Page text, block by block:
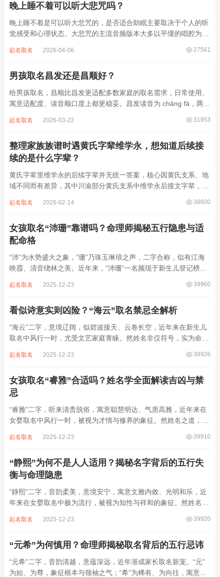
晚上睡不着可以听大悲咒吗？
晚上睡不着是可以听大悲咒的，是否适合助眠主要取决于个人的听
觉感受和心理状态。大悲咒的主流音频版本大多以平缓的唱腔为
急促的鼓点，这类音频本身具备静心的基础特质。睡前思绪繁杂、
27561
起名取名 2026-04-06
男孩取名昌发还是昌顺好？
给男孩取名，昌顺比昌发更适配多数家庭的取名需求，日常使用、
寓意适配度、读音顺口度上都更稳妥。昌发读音为 chāng fā，两个
离叫名字时辨识度不高。昌字本义为兴盛、繁茂，发字核心指向发
31953
起名取名 2026-03-22
整理家族族谱时遇黄氏字辈维学永，想知道后续接
续的是什么字辈？
黄氏字辈里维学永的后续字辈并无统一答案，核心因黄氏支系、地
域不同而有差异，其中川渝部分黄氏支系中维学永后接文字辈，完
某支系的续修字辈，在安岳、岳池一带的黄氏族谱里能明确查到，
38600
起名取名 2026-02-14
女孩取名“沛珊”靠谱吗？命理师揭秘五行隐患与适
配命格
“沛”为水势盛大之象，“珊”乃珠玉琳琅之声，二字合称，似有江海
映霞、清音绕林之美。近年来，“沛珊”一名频现于新生儿登记榜
雅符号，实为命理五行流转之枢纽。一字之选，关乎气场平衡。沛
39960
起名取名 2025-12-23
看似诗意实则凶险？“海云”取名禁忌全解析
“海云”二字，意境辽阔，似碧波接天、云卷长空，近年来在新生儿
取名中风行一时，尤受文艺家庭青睐。然姓名非仅符号，实为命局
滔天，木浮无根，阴气过重，易致意志不坚、事业漂泊、健康受
39926
起名取名 2025-12-23
女孩取名“睿雅”合适吗？姓名学全面解读吉凶与禁
忌
“睿雅”二字，听来清贵脱俗，寓意聪慧明达、气质高雅，近年来在
女婴取名中风行一时，被视为才情与修养的象征。然姓名之道，贵
增心力。细察“睿雅”之局，实藏金水成势、火土受制之患，若不顾
39910
起名取名 2025-12-23
“静熙”为何不是人人适用？揭秘名字背后的五行失
衡与命理隐患
“静熙”二字，音韵柔美，意境安宁，寓意文雅内敛、光明和乐，近
年来在女婴取名中极为流行，被视为知性与祥和的象征。然姓名命
象，实藏金水偏寒、火气受制之弊，若不顾八字强弱，盲目套用，
39920
起名取名 2025-12-23
“元希”为何慎用？命理师揭秘取名背后的五行忌讳
“元希”二字，音韵清越，意蕴深远，近年渐成家长取名新宠。“元”
为始、为尊，象征根本与领袖之气；“希”为稀有、为向往，寓意卓